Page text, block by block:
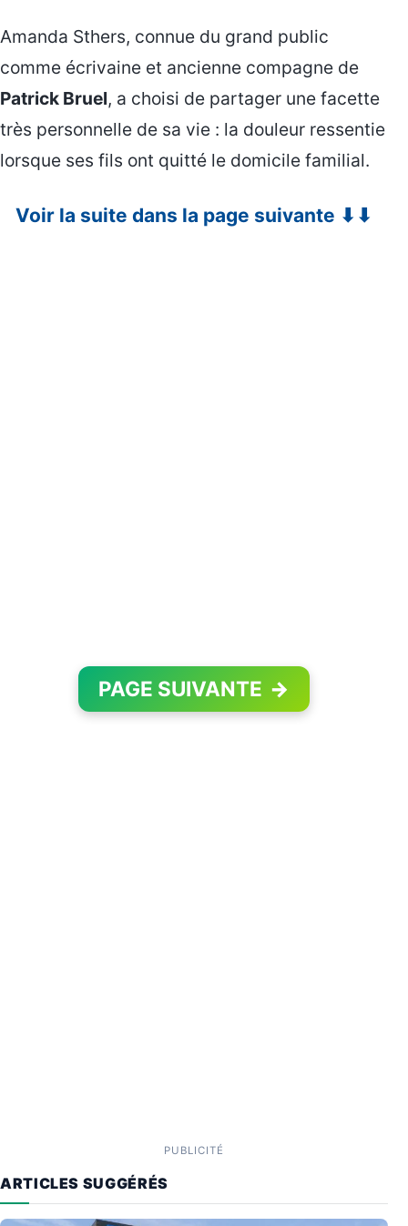
Amanda Sthers, connue du grand public
comme écrivaine et ancienne compagne de
Patrick Bruel, a choisi de partager une facette
très personnelle de sa vie : la douleur ressentie
lorsque ses fils ont quitté le domicile familial.
Voir la suite dans la page suivante ⬇⬇
PAGE SUIVANTE →
PUBLICITÉ
ARTICLES SUGGÉRÉS